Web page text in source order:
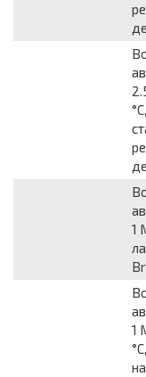
1
1